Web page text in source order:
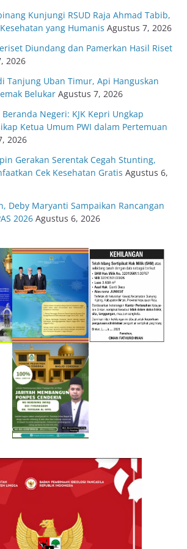
Kunjungi RSUD Raja Ahmad Tabib,
yang Humanis Agustus 7, 2026
Diundang dan Pamerkan Hasil Riset
2026
Tanjung Uban Timur, Api Hanguskan
Belukar Agustus 7, 2026
Negeri: KJK Kepri Ungkap
Ketua Umum PWI dalam Pertemuan
2026
Gerakan Serentak Cegah Stunting,
Cek Kesehatan Gratis Agustus 6,
Deby Maryanti Sampaikan Rancangan
2026 Agustus 6, 2026